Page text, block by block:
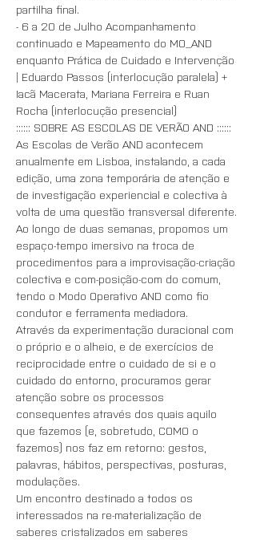
partilha final.
- 6 a 20 de Julho Acompanhamento
continuado e Mapeamento do MO_AND
enquanto Prática de Cuidado e Intervenção
| Eduardo Passos (interlocução paralela) +
Iacã Macerata, Mariana Ferreira e Ruan
Rocha (interlocução presencial)
:::::: SOBRE AS ESCOLAS DE VERÃO AND ::::::
As Escolas de Verão AND acontecem
anualmente em Lisboa, instalando, a cada
edição, uma zona temporária de atenção e
de investigação experiencial e colectiva à
volta de uma questão transversal diferente.
Ao longo de duas semanas, propomos um
espaço-tempo imersivo na troca de
procedimentos para a improvisação-criação
colectiva e com-posição-com do comum,
tendo o Modo Operativo AND como fio
condutor e ferramenta mediadora.
Através da experimentação duracional com
o próprio e o alheio, e de exercícios de
reciprocidade entre o cuidado de si e o
cuidado do entorno, procuramos gerar
atenção sobre os processos
consequentes através dos quais aquilo
que fazemos (e, sobretudo, COMO o
fazemos) nos faz em retorno: gestos,
palavras, hábitos, perspectivas, posturas,
modulações.
Um encontro destinado a todos os
interessados na re-materialização de
saberes cristalizados em saberes